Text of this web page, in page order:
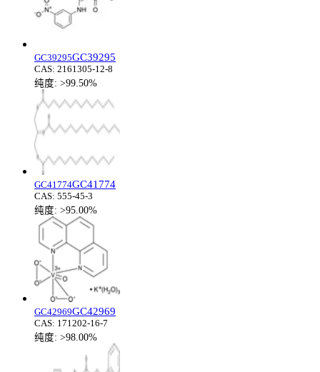
GC39295GC39295
CAS: 2161305-12-8
纯度: >99.50%
GC41774GC41774
CAS: 555-45-3
纯度: >95.00%
GC42969GC42969
CAS: 171202-16-7
纯度: >98.00%